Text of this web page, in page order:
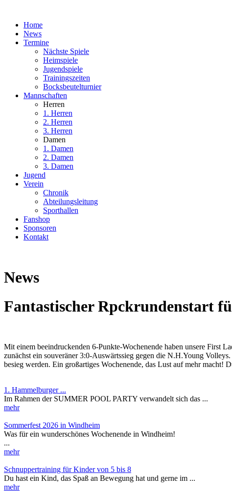
Home
News
Termine
Nächste Spiele
Heimspiele
Jugendspiele
Trainingszeiten
Bocksbeutelturnier
Mannschaften
Herren
1. Herren
2. Herren
3. Herren
Damen
1. Damen
2. Damen
3. Damen
Jugend
Verein
Chronik
Abteilungsleitung
Sporthallen
Fanshop
Sponsoren
Kontakt
News
Fantastischer Rpckrundenstart
Mit einem beeindruckenden 6-Punkte-Wochenende haben unsere First
zunächst ein souveräner 3:0-Auswärtssieg gegen die N.H.Young
besieg werden. Ein großartiges Wochenende, das Lust auf mehr macht!
1. Hammelburger ...
Im Rahmen der SUMMER POOL PARTY verwandelt sich das ...
mehr
Sommerfest 2026 in Windheim
Was für ein wunderschönes Wochenende in Windheim!
...
mehr
Schnuppertraining für Kinder von 5 bis 8
Du hast ein Kind, das Spaß an Bewegung hat und gerne im ...
mehr